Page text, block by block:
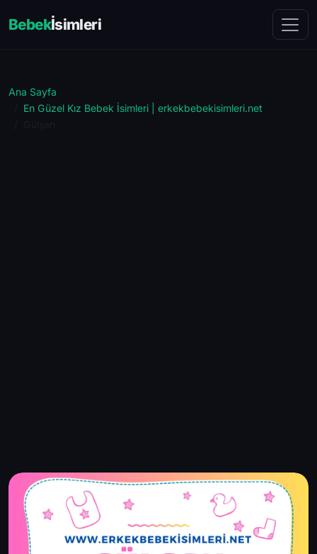
Bebekİsimleri
Ana Sayfa
En Güzel Kız Bebek İsimleri | erkekbebekisimleri.net